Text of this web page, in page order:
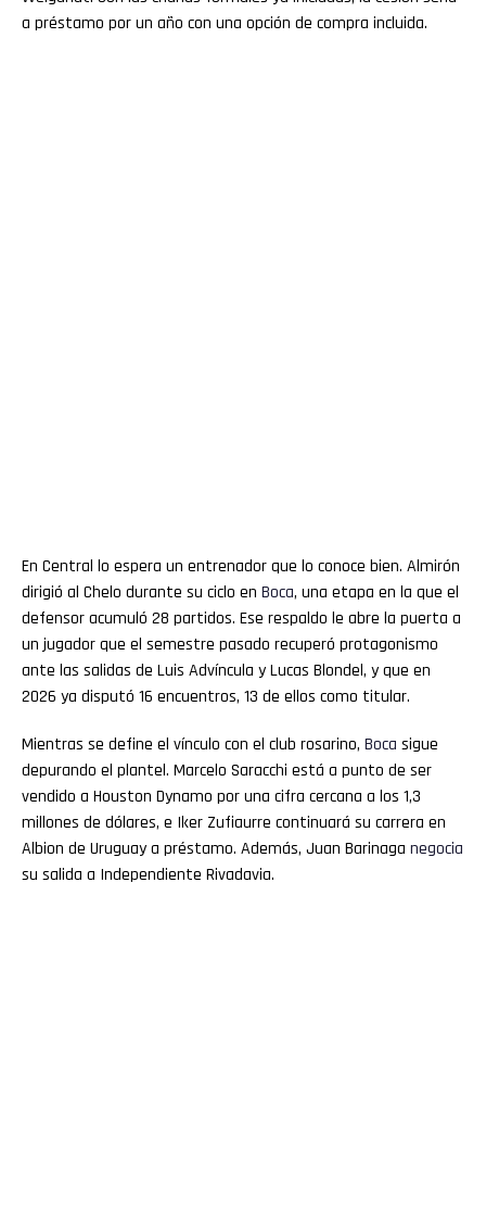
a préstamo por un año con una opción de compra incluida.
En Central lo espera un entrenador que lo conoce bien. Almirón
dirigió al Chelo durante su ciclo en Boca, una etapa en la que el
defensor acumuló 28 partidos. Ese respaldo le abre la puerta a
un jugador que el semestre pasado recuperó protagonismo
ante las salidas de Luis Advíncula y Lucas Blondel, y que en
2026 ya disputó 16 encuentros, 13 de ellos como titular.
Mientras se define el vínculo con el club rosarino, Boca sigue
depurando el plantel. Marcelo Saracchi está a punto de ser
vendido a Houston Dynamo por una cifra cercana a los 1,3
millones de dólares, e Iker Zufiaurre continuará su carrera en
Albion de Uruguay a préstamo. Además, Juan Barinaga negocia
su salida a Independiente Rivadavia.